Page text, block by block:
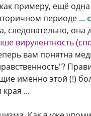
примеру, ещё
периоде ...
следовательно,
вирулентность
вам понятна
именно этой (!)
...